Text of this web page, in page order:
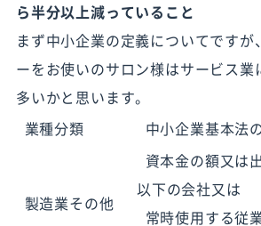
ら半分以上減っていること
まず中小企業の定義についてですが
ーをお使いのサロン様はサービス業
多いかと思います。
業種分類 中小企業基本法
製造業その他
資本金の額又は
以下の会社又は
常時使用する従